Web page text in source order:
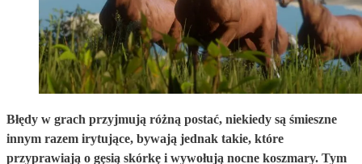
Błędy w grach przyjmują różną postać, niekiedy są śmieszne
innym razem irytujące, bywają jednak takie, które
przyprawiają o gęsią skórkę i wywołują nocne koszmary. Tym